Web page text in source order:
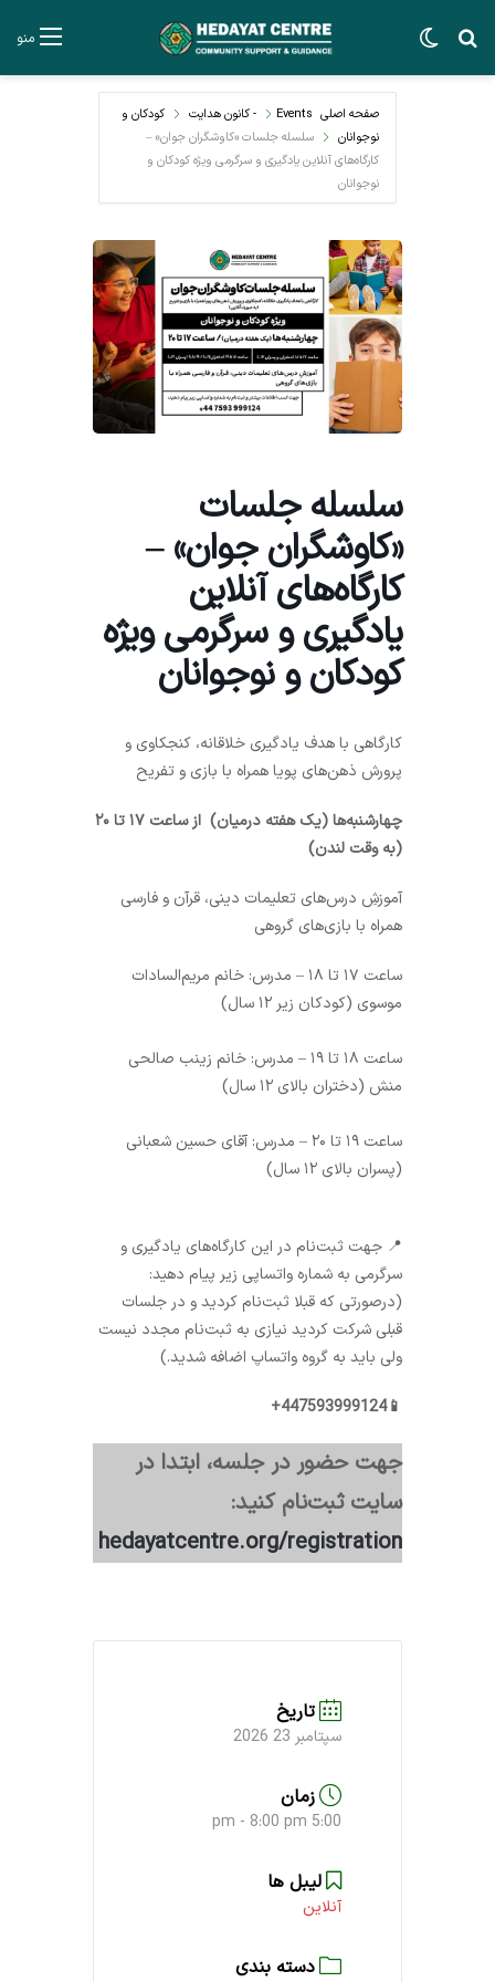
منو جستجو برایتغییر پوسته
صفحه اصلی Events - کانون هدایت
کودکان و
نوجوانان
سلسله جلسات «کاوشگران جوان» –
کارگاه‌های آنلاین یادگیری و سرگرمی ویژه کودکان و
نوجوانان
سلسله جلسات
«کاوشگران جوان» –
کارگاه‌های آنلاین
یادگیری و سرگرمی ویژه
کودکان و نوجوانان
کارگاهی با هدف یادگیری خلاقانه، کنجکاوی و
پرورش ذهن‌های پویا همراه با بازی و تفریح
چهارشنبه‌‌ها (یک هفته درمیان) از ساعت ۱۷ تا ۲۰
(به وقت لندن)
آموزشِ درس‌های تعلیمات دینی، قرآن و فارسی
همراه با بازی‌های گروهی
ساعت ۱۷ تا ۱۸ – مدرس: خانم مریم‌السادات
موسوی (کودکان زیر ۱۲ سال)
ساعت ۱۸ تا ۱۹ – مدرس: خانم زینب صالحی
منش (دختران بالای ۱۲ سال)
ساعت ۱۹ تا ۲۰ – مدرس: آقای حسین شعبانی
(پسران بالای ۱۲ سال)
📍 جهت ثبت‌نام در این کارگاه‌های یادگیری و
سرگرمی به شماره واتساپی زیر پیام دهید:
(درصورتی که قبلا ثبت‌نام کردید و در جلسات
قبلی شرکت کردید نیازی به ثبت‌نام مجدد نیست
ولی باید به گروه واتساپ اضافه شدید.)
📱447593999124+
جهت حضور در جلسه، ابتدا در
سایت ثبت‌نام کنید:
hedayatcentre.org/registration
تاریخ
سپتامبر 23 2026
زمان
5:00 pm - 8:00 pm
لیبل ‌ها
آنلاین
دسته بندی